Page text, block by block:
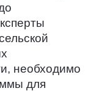
необходимо
для